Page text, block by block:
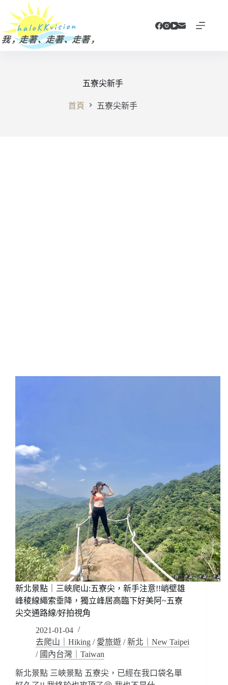
主
要
五寮尖新手
首頁 五寮尖新手
新北景點｜三峽爬山:五寮尖，新手注意!!峭壁雄
峰稜線繩索垂降，獨立峰居高臨下好美阿~五寮
尖交通路線/好拍視角
2021-01-04
去爬山｜Hiking / 愛旅遊 /新北｜New Taipei
/ 國內台灣｜Taiwan
新北景點 三峽景點 五寮尖，已經在我口袋名單